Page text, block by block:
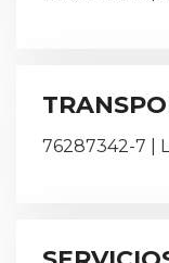
76287342-7 |